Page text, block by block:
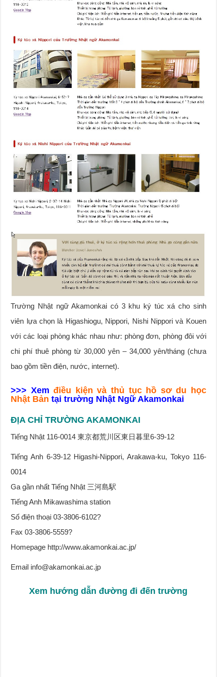
Trường Nhật ngữ Akamonkai có 3 khu ký túc xá cho sinh
viên lựa chọn là Higashiogu, Nippori, Nishi Nippori và Kouen
với các loại phòng khác nhau như: phòng đơn, phòng đôi với
chi phí thuê phòng từ 30,000 yên – 34,000 yên/tháng (chưa
bao gồm tiền điện, nước, internet).
>>> Xemđiều kiện và thủ tục hồ sơ du học
Nhật Bản tại trường Nhật Ngữ Akamonkai
ĐỊA CHỈ TRƯỜNG AKAMONKAI
Tiếng Nhật 116-0014 東京都荒川区東日暮里6-39-12
Tiếng Anh 6-39-12 Higashi-Nippori, Arakawa-ku, Tokyo 116-
0014
Ga gần nhất Tiếng Nhật 三河島駅
Tiếng Anh Mikawashima station
Số điện thoại 03-3806-6102?
Fax 03-3806-5559?
Homepage http://www.akamonkai.ac.jp/
Email info@akamonkai.ac.jp
Xem hướng dẫn đường đi đến trường